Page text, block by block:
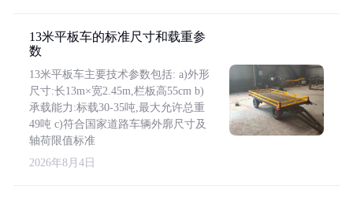
13米平板车的标准尺寸和载重参
数
13米平板车主要技术参数包括: a)外形
尺寸:长13m×宽2.45m,栏板高55cm b)
承载能力:标载30-35吨,最大允许总重
49吨 c)符合国家道路车辆外廓尺寸及
轴荷限值标准
2026年8月4日